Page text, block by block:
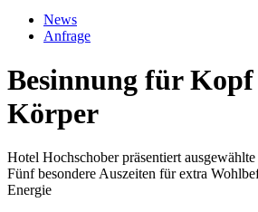
News
Anfrage
Besinnung für
Körper
Hotel Hochschober präsentiert ausgewählte
Fünf besondere Auszeiten für extra
Energie